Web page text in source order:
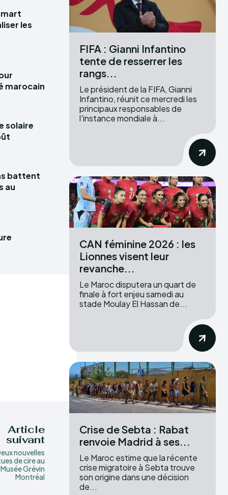
les
marocain
solaire
battent
au
Article
suivant
nouvelles
de cire au
Musée Grévin
Montréal
FIFA : Gianni Infantino
tente de resserrer les
rangs...
Le président de la FIFA, Gianni
Infantino, réunit ce mercredi les
principaux responsables de
l'instance mondiale à...
CAN féminine 2026 : les
Lionnes visent leur
revanche...
Le Maroc disputera un quart de
finale à fort enjeu samedi au
stade Moulay El Hassan de...
Crise de Sebta : Rabat
renvoie Madrid à ses...
Le Maroc estime que la récente
crise migratoire à Sebta trouve
son origine dans une décision
de...